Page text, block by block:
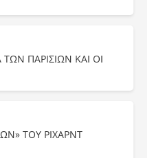
ΠΑΡΙΣΙΩΝ ΚΑΙ ΟΙ
ΤΟΥ ΡΙΧΑΡΝΤ